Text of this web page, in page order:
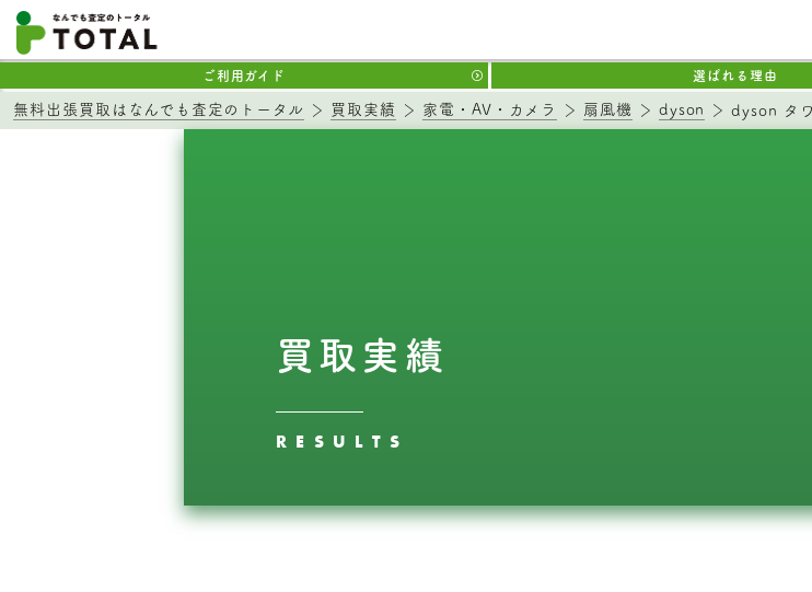
ご利用ガイド 選ばれる理由
無料出張買取はなんでも査定のトータル 買取実績 家電・AV・カメラ 扇風機 dyson dyson タ
買取実績
RESULTS